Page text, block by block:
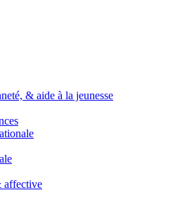
& aide à la jeunesse
affective